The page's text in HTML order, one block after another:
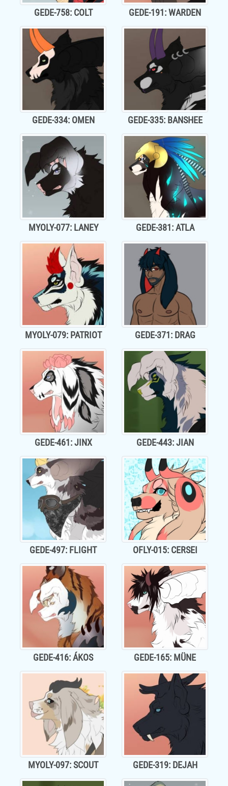
GEDE-758: COLT GEDE-191: WARDEN
GEDE-334: OMEN GEDE-335: BANSHEE
MYOLY-077: LANEY GEDE-381: ATLA
MYOLY-079: PATRIOT GEDE-371: DRAG
GEDE-461: JINX GEDE-443: JIAN
GEDE-497: FLIGHT OFLY-015: CERSEI
GEDE-416: ÁKOS GEDE-165: MÜNE
MYOLY-097: SCOUT GEDE-319: DEJAH